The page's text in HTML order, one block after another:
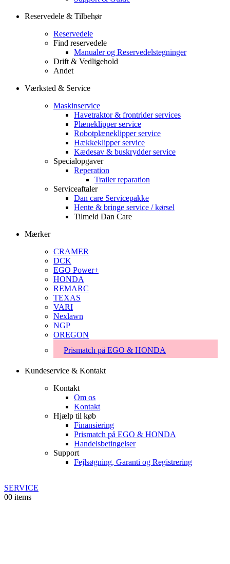
Reservedele & Tilbehør
Reservedele
Find reservedele
Manualer og Reservedelstegninger
Drift & Vedligehold
Andet
Værksted & Service
Maskinservice
Havetraktor & frontrider services
Plæneklipper service
Robotplæneklipper service
Hækkeklipper service
Kædesav & buskrydder service
Specialopgaver
Reperation
Trailer reparation
Serviceaftaler
Dan care Servicepakke
Hente & bringe service / kørsel
Tilmeld Dan Care
Mærker
CRAMER
DCK
EGO Power+
HONDA
REMARC
TEXAS
VARI
Nexlawn
NGP
OREGON
Prismatch på EGO & HONDA
Kundeservice & Kontakt
Kontakt
Om os
Kontakt
Hjælp til køb
Finansiering
Prismatch på EGO & HONDA
Handelsbetingelser
Support
Fejlsøgning, Garanti og Registrering
SERVICE
00 items